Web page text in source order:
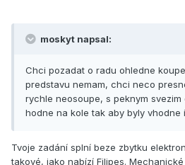
moskyt napsal:
Chci pozadat o radu ohledne
predstavu nemam, chci neco
rychle neosoupe, s peknym svezim
hodne na kole tak aby byly vhodne
Tvoje zadání splní beze zbytku
takové, jako nabízí Filipes.